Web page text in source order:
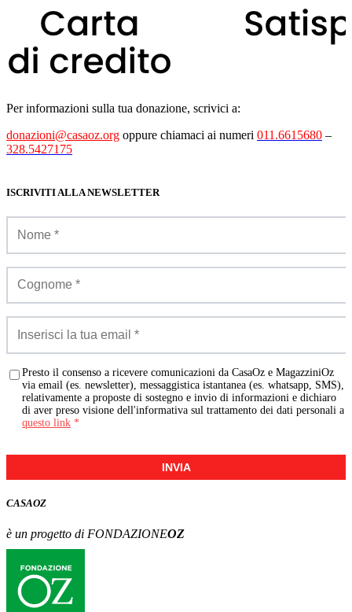
Per informazioni sulla tua donazione, scrivici a:
donazioni@casaoz.org oppure chiamaci ai numeri 011.6615680 –
328.5427175
ISCRIVITI ALLA NEWSLETTER
Presto il consenso a ricevere comunicazioni da CasaOz e MagazziniOz
via email (es. newsletter), messaggistica istantanea (es. whatsapp, SMS),
relativamente a proposte di sostegno e invio di informazioni e dichiaro
di aver preso visione dell'informativa sul trattamento dei dati personali a
questo link *
INVIA
CASAOZ
è un progetto di FONDAZIONEOZ